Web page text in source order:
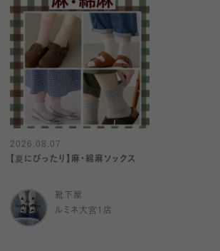
2026.08.07
【夏にぴったり】麻・綿麻ソックス
靴下屋
ルミネ大宮1店